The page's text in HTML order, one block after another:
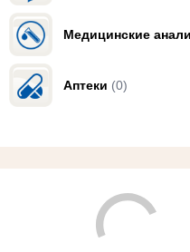
Медицинские
Аптеки (0)